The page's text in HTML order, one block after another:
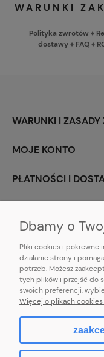
WARUNKI
Polityka zwrotów ♦
dostawy♦ FAQ♦
WARUNKI I
MOJE KONTO
PŁATNOŚCI I
E-
ul.
Dbamy o
Pliki cookies i pokrewne
działanie strony i
potrzeb. Możesz
tych plików i przejść do
swoich preferencji,
Więcej o plikach